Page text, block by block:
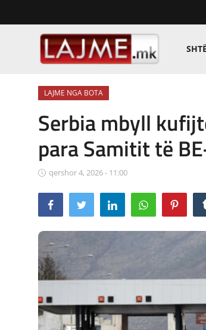
LAJME MAQEDONI
SHQIPERI
KOSOVA
LAJME NGA BOTA
SHOWBIZ
SHENDETI
LAJME NGA BOTA
Serbia mbyll
para Samitit të
qershor 4, 2026 - 11:00